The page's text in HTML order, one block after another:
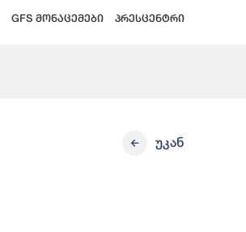
GFS მონაცემები პრესცენტრი
უკან